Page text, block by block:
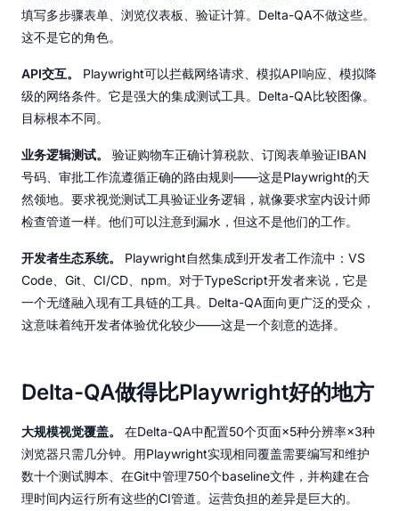
填写多步骤表单、浏览仪表板、验证计算。Delta-QA不做这些。
这不是它的角色。
API交互。
Playwright可以拦截网络请求、模拟API响应、模拟降
级的网络条件。它是强大的集成测试工具。Delta-QA比较图像。
目标根本不同。
业务逻辑测试。
验证购物车正确计算税款、订阅表单验证IBAN
号码、审批工作流遵循正确的路由规则——这是Playwright的天
然领地。要求视觉测试工具验证业务逻辑，就像要求室内设计师
检查管道一样。他们可以注意到漏水，但这不是他们的工作。
开发者生态系统。
Playwright自然集成到开发者工作流中：VS
Code、Git、CI/CD、npm。对于TypeScript开发者来说，它是
一个无缝融入现有工具链的工具。Delta-QA面向更广泛的受众，
这意味着纯开发者体验优化较少——这是一个刻意的选择。
Delta-QA做得比Playwright好的地方
大规模视觉覆盖。
在Delta-QA中配置50个页面×5种分辨率×3种
浏览器只需几分钟。用Playwright实现相同覆盖需要编写和维护
数十个测试脚本、在Git中管理750个baseline文件，并构建在合
理时间内运行所有这些的CI管道。运营负担的差异是巨大的。